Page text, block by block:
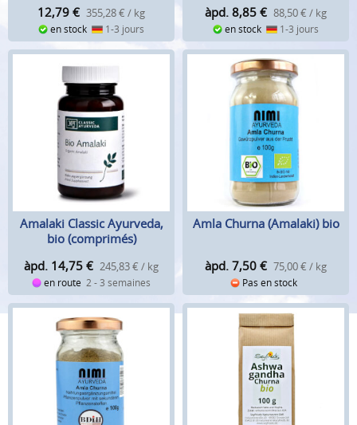
12,79 € 355,28 € / kg
en stock 1-3 jours
àpd. 8,85 € 88,50 € / kg
en stock 1-3 jours
Amalaki Classic Ayurveda,
bio (comprimés)
àpd. 14,75 € 245,83 € / kg
en route 2 - 3 semaines
Amla Churna (Amalaki) bio
àpd. 7,50 € 75,00 € / kg
Pas en stock